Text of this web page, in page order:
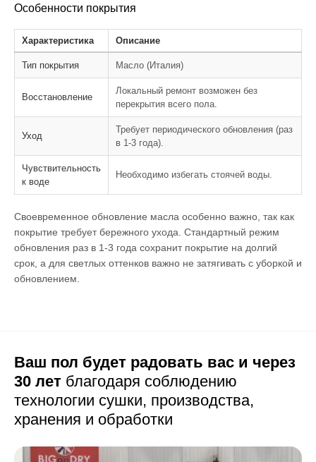
Особенности покрытия
Характеристика Описание
Тип покрытия Масло (Италия)
Восстановление
Локальный ремонт возможен без
перекрытия всего пола.
Уход
Требует периодического обновления (раз
в 1-3 года).
Чувствительность
к воде
Необходимо избегать стоячей воды.
Своевременное обновление масла особенно важно, так как
покрытие требует бережного ухода. Стандартный режим
обновления раз в 1-3 года сохранит покрытие на долгий
срок, а для светлых оттенков важно не затягивать с уборкой и
обновлением.
Ваш пол будет радовать вас и через
30 лет благодаря соблюдению
технологии сушки, производства,
хранения и обработки